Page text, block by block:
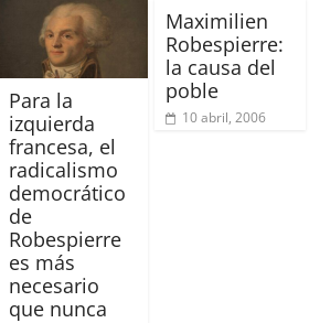
Para la
izquierda
francesa, el
radicalismo
democrático
de
Robespierre
es más
necesario
que nunca
Maximilien
Robespierre:
la causa del
poble
10 abril, 2006